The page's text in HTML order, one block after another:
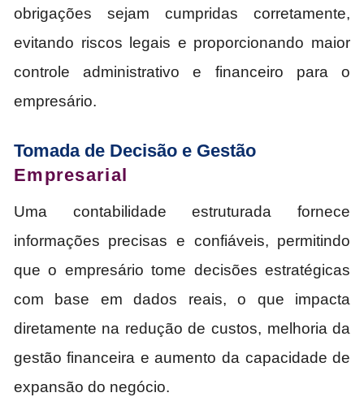
obrigações sejam cumpridas corretamente,
evitando riscos legais e proporcionando maior
controle administrativo e financeiro para o
empresário.
Tomada de Decisão e Gestão
Empresarial
Uma contabilidade estruturada fornece
informações precisas e confiáveis, permitindo
que o empresário tome decisões estratégicas
com base em dados reais, o que impacta
diretamente na redução de custos, melhoria da
gestão financeira e aumento da capacidade de
expansão do negócio.